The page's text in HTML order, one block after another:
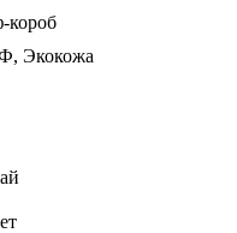
короб
Экокожа